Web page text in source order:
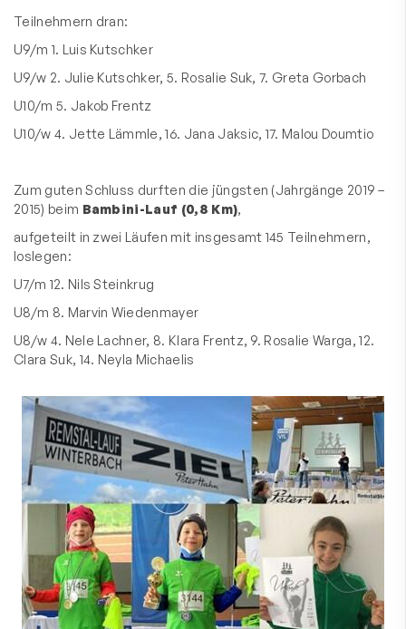
Teilnehmern dran:
U9/m 1. Luis Kutschker
U9/w 2. Julie Kutschker, 5. Rosalie Suk, 7. Greta Gorbach
U10/m 5. Jakob Frentz
U10/w 4. Jette Lämmle, 16. Jana Jaksic, 17. Malou Doumtio
Zum guten Schluss durften die jüngsten (Jahrgänge 2019 –
2015) beim Bambini-Lauf (0,8 Km),
aufgeteilt in zwei Läufen mit insgesamt 145 Teilnehmern,
loslegen:
U7/m 12. Nils Steinkrug
U8/m 8. Marvin Wiedenmayer
U8/w 4. Nele Lachner, 8. Klara Frentz, 9. Rosalie Warga, 12.
Clara Suk, 14. Neyla Michaelis